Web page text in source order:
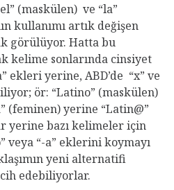
(maskülen) ve “la”
kullanımı artık değişen
görülüyor. Hatta bu
kelime sonlarında cinsiyet
ekleri yerine, ABD’de “x” ve
ör: “Latino” (maskülen)
(feminen) yerine “Latin@”
yerine bazı kelimeler için
veya “-a” eklerini koymayı
yeni alternatifi
edebiliyorlar.